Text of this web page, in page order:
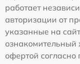
работает
авторизации от
указанные на
ознакомительный
офертой